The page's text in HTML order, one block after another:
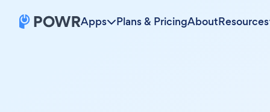
Apps Plans & PricingAboutResources